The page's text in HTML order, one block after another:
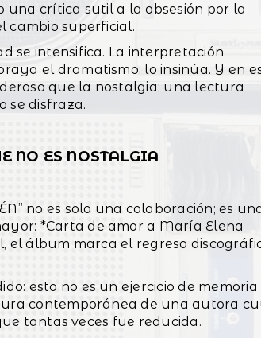
crítica sutil a la obsesión por la
cambio superficial.
se intensifica. La interpretación
el dramatismo: lo insinúa. Y en
que la nostalgia: una lectura
se disfraza.
NO ES NOSTALGIA
no es solo una colaboración; es
*Carta de amor a María Elena
el álbum marca el regreso
esto no es un ejercicio de memoria
contemporánea de una autora
tantas veces fue reducida.